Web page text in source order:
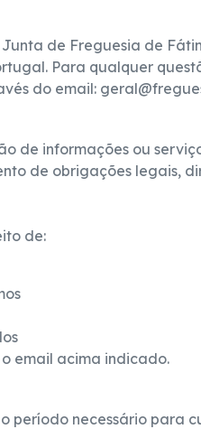
de Freguesia de
Para qualquer
do email:
de informações ou
de obrigações legais,
de:
email acima indicado.
período necessário para